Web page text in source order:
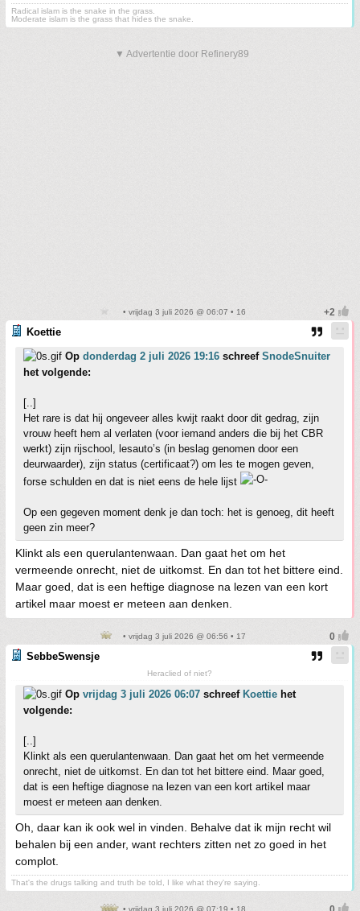
Radical islam is the snake in the grass.
Moderate islam is the grass that hides the snake.
▼ Advertentie door Refinery89
• vrijdag 3 juli 2026 @ 06:07 • 16
Koettie
Op donderdag 2 juli 2026 19:16 schreef SnodeSnuiter
het volgende:
[..]
Het rare is dat hij ongeveer alles kwijt raakt door dit gedrag, zijn
vrouw heeft hem al verlaten (voor iemand anders die bij het CBR
werkt) zijn rijschool, lesauto’s (in beslag genomen door een
deurwaarder), zijn status (certificaat?) om les te mogen geven,
forse schulden en dat is niet eens de hele lijst
Op een gegeven moment denk je dan toch: het is genoeg, dit heeft
geen zin meer?
Klinkt als een querulantenwaan. Dan gaat het om het
vermeende onrecht, niet de uitkomst. En dan tot het bittere eind.
Maar goed, dat is een heftige diagnose na lezen van een kort
artikel maar moest er meteen aan denken.
• vrijdag 3 juli 2026 @ 06:56 • 17
SebbeSwensje
Heraclied of niet?
Op vrijdag 3 juli 2026 06:07 schreef Koettie het
volgende:
[..]
Klinkt als een querulantenwaan. Dan gaat het om het vermeende
onrecht, niet de uitkomst. En dan tot het bittere eind. Maar goed,
dat is een heftige diagnose na lezen van een kort artikel maar
moest er meteen aan denken.
Oh, daar kan ik ook wel in vinden. Behalve dat ik mijn recht wil
behalen bij een ander, want rechters zitten net zo goed in het
complot.
That's the drugs talking and truth be told, I like what they're saying.
• vrijdag 3 juli 2026 @ 07:19 • 18